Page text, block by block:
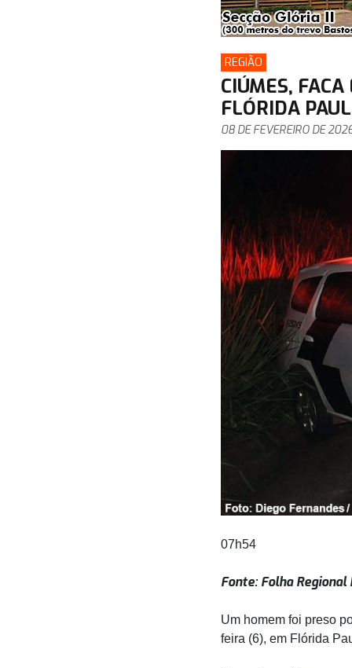
REGIÃO
CIÚMES,
FLÓRIDA
08 DE FEVEREIRO DE
07h54
Fonte: Folha Regional
Um homem foi preso
feira (6), em Flórida